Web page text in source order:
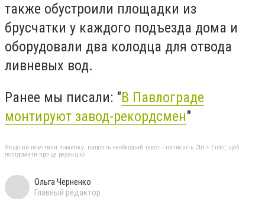
также обустроили площадки из
брусчатки у каждого подъезда дома и
оборудовали два колодца для отвода
ливневых вод.
Ранее мы писали: "В Павлограде
монтируют завод-рекордсмен"
Якщо ви помітили помилку, виділіть необхідний текст і натисніть Ctrl + Enter, щоб
повідомити про це редакцію
Ольга Черненко
Главный редактор